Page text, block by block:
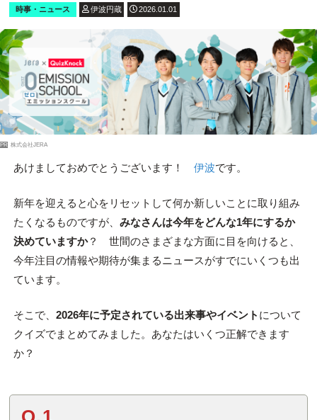
時事・ニュース 伊波円蔵 2026.01.01
PR 株式会社JERA
あけましておめでとうございます！ 伊波です。
新年を迎えると心をリセットして何か新しいことに取り組み
たくなるものですが、 みなさんは今年をどんな1年にするか
決めていますか？ 世間のさまざまな方面に目を向けると、
今年注目の情報や期待が集まるニュースがすでにいくつも出
ています。
そこで、 2026年に予定されている出来事やイベント について
クイズでまとめてみました。あなたはいくつ正解できます
か？